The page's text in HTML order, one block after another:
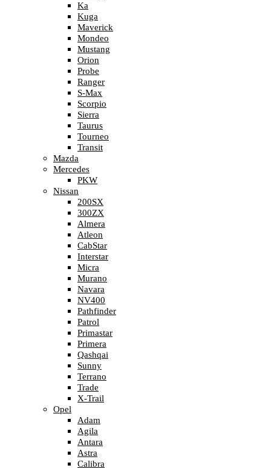
Ka
Kuga
Maverick
Mondeo
Mustang
Orion
Probe
Ranger
S-Max
Scorpio
Sierra
Taurus
Tourneo
Transit
Mazda
Mercedes
PKW
Nissan
200SX
300ZX
Almera
Atleon
CabStar
Interstar
Micra
Murano
Navara
NV400
Pathfinder
Patrol
Primastar
Primera
Qashqai
Sunny
Terrano
Trade
X-Trail
Opel
Adam
Agila
Antara
Astra
Calibra